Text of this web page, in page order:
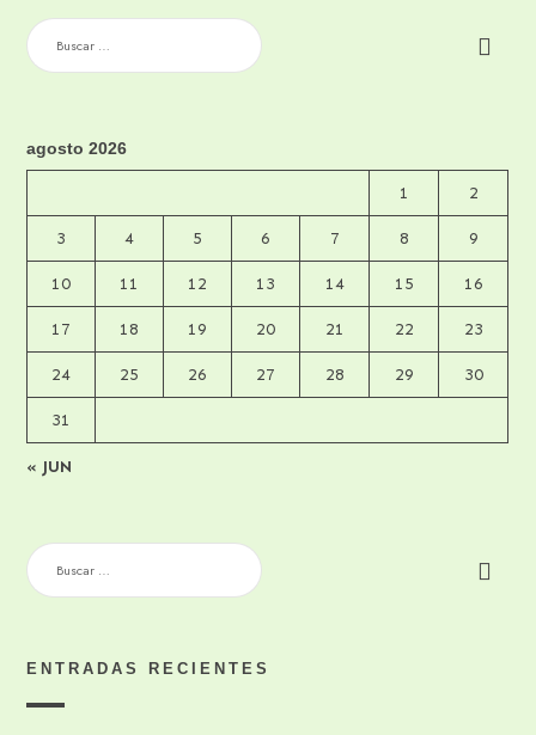
BUSCAR:
agosto 2026
1 2
3 4 5 6 7 8 9
10 11 12 13 14 15 16
17 18 19 20 21 22 23
24 25 26 27 28 29 30
31
« JUN
BUSCAR:
ENTRADAS RECIENTES